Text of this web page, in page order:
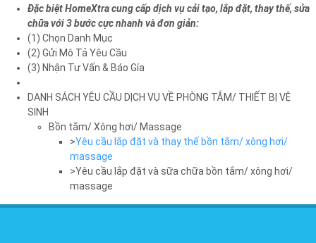
Đặc biệt HomeXtra cung cấp dịch vụ cải tạo, lắp đặt, thay thế, sửa
chữa với 3 bước cực nhanh và đơn giản:
(1) Chọn Danh Mục
(2) Gửi Mô Tả Yêu Cầu
(3) Nhận Tư Vấn & Báo Gía
DANH SÁCH YÊU CẦU DỊCH VỤ VỀ PHÒNG TẮM/ THIẾT BỊ VỆ
SINH
Bồn tắm/ Xông hơi/ Massage
>Yêu cầu lắp đặt và thay thế bồn tắm/ xông hơi/
massage
>Yêu cầu lắp đặt và sữa chữa bồn tắm/ xông hơi/
massage